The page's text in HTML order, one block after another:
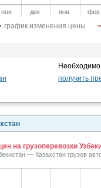
график изменения цены
ноя дек янв фев
Необходимо
получить
на грузоперевозки
— Казахстан грузов